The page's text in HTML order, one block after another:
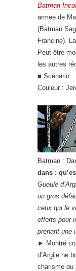
Batman
armée de
(Batman
Francine).
Peut-être
les autres
■ Scénario :
Couleur :
Batman :
dans :
Gueule
un gros
ceux qui le
efforts pour
prenant une
► Montré
d’Argile ne
charisme ou